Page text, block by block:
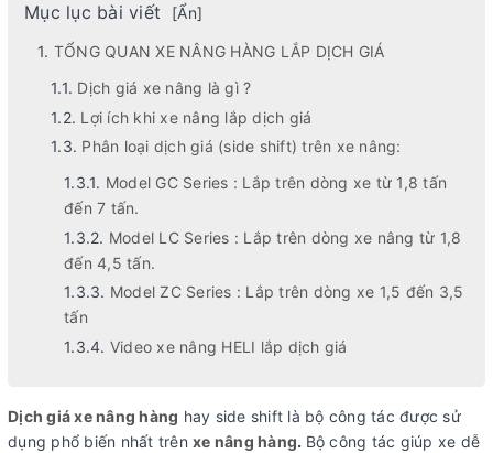
Mục lục bài viết [Ẩn]
TỔNG QUAN XE NÂNG HÀNG LẮP DỊCH GIÁ
Dịch giá xe nâng là gì ?
Lợi ích khi xe nâng lắp dịch giá
Phân loại dịch giá (side shift) trên xe nâng:
Model GC Series : Lắp trên dòng xe từ 1,8 tấn
đến 7 tấn.
Model LC Series : Lắp trên dòng xe nâng từ 1,8
đến 4,5 tấn.
Model ZC Series : Lắp trên dòng xe 1,5 đến 3,5
tấn
Video xe nâng HELI lắp dịch giá
Dịch giá xe nâng hàng hay side shift là bộ công tác được sử
dụng phổ biến nhất trên xe nâng hàng. Bộ công tác giúp xe dễ